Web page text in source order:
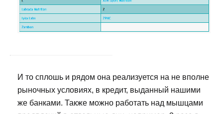
И то сплошь и рядом она реализуется на не вполне
рыночных условиях, в кредит, выданный нашими
же банками. Также можно работать над мышцами